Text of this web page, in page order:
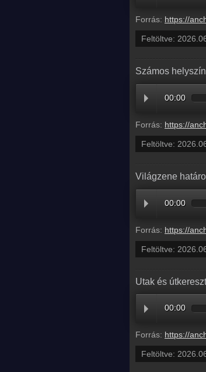
Forrás: https://anchor.fm/s/45194458/podcast/play/
Feltöltve:
Számos
00:00
Forrás: https://anchor.fm/s/45194458/podcast/play/
Feltöltve:
Világzene
00:00
Forrás: https://anchor.fm/s/45194458/podcast/play/
Feltöltve:
Utak és
00:00
Forrás: https://anchor.fm/s/45194458/podcast/play/
Feltöltve: